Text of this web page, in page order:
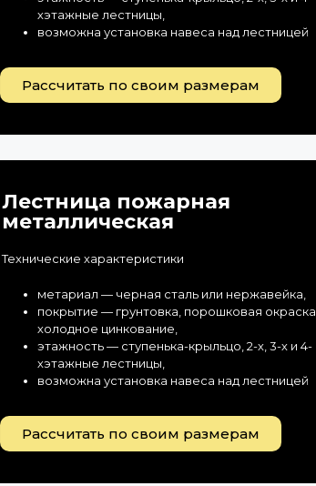
хэтажные лестницы,
возможна установка навеса над лестницей
Рассчитать по своим размерам
Лестница пожарная
металлическая
Технические характеристики
метариал — черная сталь или нержавейка,
покрытие — грунтовка, порошковая окраска,
холодное цинкование,
этажность — ступенька-крыльцо, 2-х, 3-х и 4-
хэтажные лестницы,
возможна установка навеса над лестницей
Рассчитать по своим размерам